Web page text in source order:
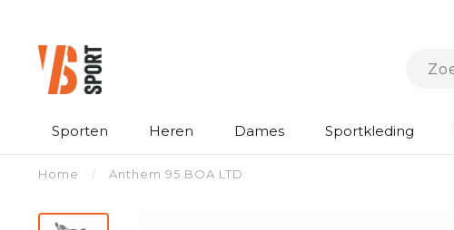
Sporten Heren Dames Sportkleding
Home / Anthem 95 BOA LTD